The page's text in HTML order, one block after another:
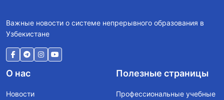
Важные новости о системе непрерывного образования в
Узбекистане
О нас
Новости
Полезные страницы
Профессиональные учебные